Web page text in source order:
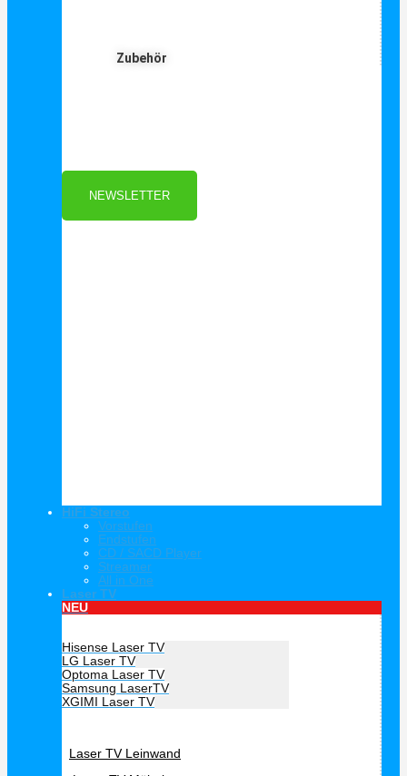
Zubehör
Als Danke schön für Ihre Anmeldung
NEWSLETTER
HiFi Stereo
Vorstufen
Endstufen
CD / SACD Player
Streamer
All in One
Laser TV
NEU
Hisense Laser TV
LG Laser TV
Optoma Laser TV
Samsung LaserTV
XGIMI Laser TV
Laser TV Leinwand